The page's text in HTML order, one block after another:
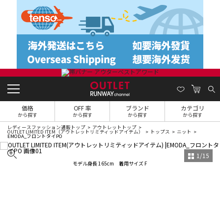
価格
から探す
OFF 率
から探す
ブランド
から探す
カテゴリ
から探す
レディースファッション通販トップ アウトレットトップ
OUTLET LIMITED ITEM（アウトレットリミティッドアイテム） トップス ニット
EMODA_フロントタイPO
モデル身長 165cm 着用サイズ F
1 /15